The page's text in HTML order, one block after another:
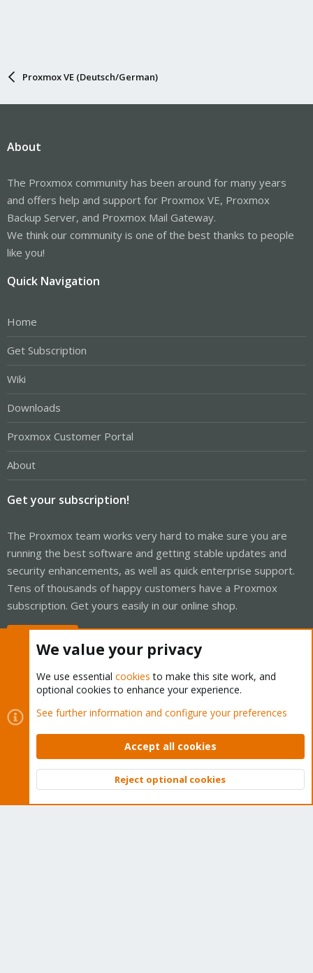
Proxmox VE (Deutsch/German)
About
The Proxmox community has been around for many years
and offers help and support for Proxmox VE, Proxmox
Backup Server, and Proxmox Mail Gateway.
We think our community is one of the best thanks to people
like you!
Quick Navigation
Home
Get Subscription
Wiki
Downloads
Proxmox Customer Portal
About
Get your subscription!
The Proxmox team works very hard to make sure you are
running the best software and getting stable updates and
security enhancements, as well as quick enterprise support.
Tens of thousands of happy customers have a Proxmox
subscription. Get yours easily in our online shop.
Cookies
Proxmox Support Forum - Light Mode
Contact us
Terms and rules Privacy policy Help Home
Community platform by XenForo © 2010-2026 XenForo Ltd.
Top
We value your privacy
We use essential cookies to make this site work, and
optional cookies to enhance your experience.
See further information and configure your preferences
Accept all cookies
Reject optional cookies